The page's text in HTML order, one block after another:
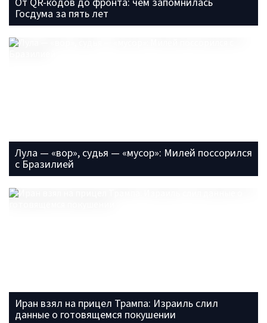
Госдума за пять лет
Лула — «вор», судья — «мусор»: Милей поссорился
с Бразилией
Иран взял на прицел Трампа: Израиль слил
данные о готовящемся покушении